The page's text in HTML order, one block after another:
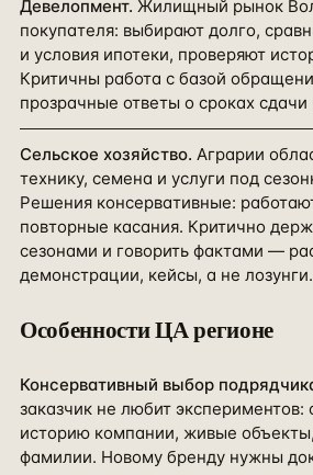
Девелопмент. Жилищный рынок
покупателя: выбирают долго,
и условия ипотеки, проверяют
Критичны работа с базой
прозрачные ответы о сроках сдачи
Сельское хозяйство. Аграрии
технику, семена и услуги под
Решения консервативные:
повторные касания. Критично
сезонами и говорить фактами —
демонстрации, кейсы, а не лозунги.
Особенности ЦАрегионе
Консервативный выбор
заказчик не любит экспериментов:
историю компании, живые
фамилии. Новому бренду нужны